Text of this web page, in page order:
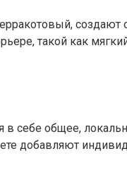
такой как
себе общее,
добавляют